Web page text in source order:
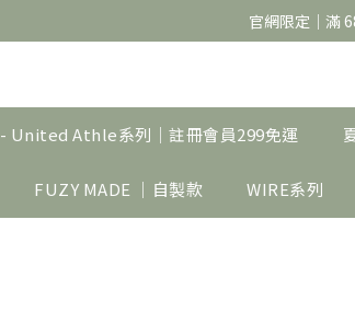
官網限定｜滿
官網限定｜滿
官網限定｜滿
- United Athle系列｜註冊會員299免運
FUZY MADE ｜自製款 WIRE系列